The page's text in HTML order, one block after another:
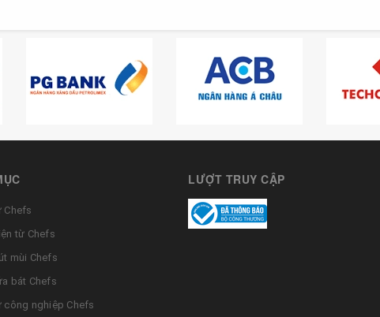
Chefs
từ Chefs
mùi Chefs
bát Chefs
công nghiệp Chefs
LƯỢT TRUY CẬP